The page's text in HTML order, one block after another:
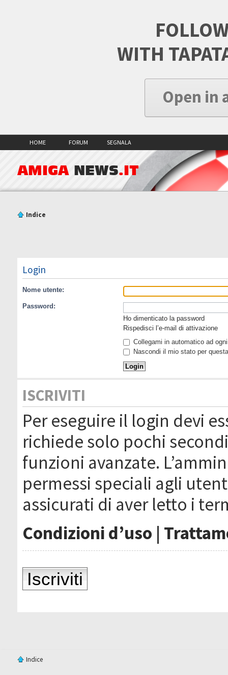
WITH
Open in
HOME FORUM SEGNALA
AMIGA NEWS.IT
Indice
Login
Nome utente:
Password:
Ho dimenticato la password
Rispedisci l’e-mail di attivazione
Collegami in automatico ad
Nascondi il mio stato per
ISCRIVITI
Per eseguire il login devi
richiede solo pochi
funzioni avanzate.
permessi speciali agli
assicurati di aver letto i
Condizioni d’uso |
Iscriviti
Indice